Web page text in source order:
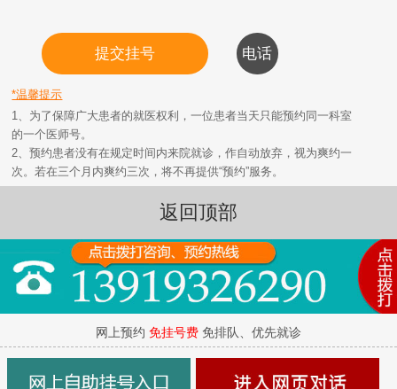
*温馨提示
1、为了保障广大患者的就医权利，一位患者当天只能预约同一科室
的一个医师号。
2、预约患者没有在规定时间内来院就诊，作自动放弃，视为爽约一
次。若在三个月内爽约三次，将不再提供“预约”服务。
返回顶部
网上预约 免挂号费 免排队、优先就诊